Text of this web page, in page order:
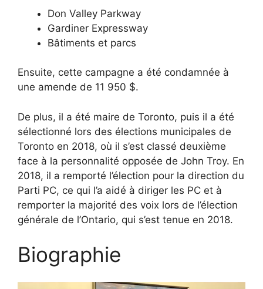
Don Valley Parkway
Gardiner Expressway
Bâtiments et parcs
Ensuite, cette campagne a été condamnée à
une amende de 11 950 $.
De plus, il a été maire de Toronto, puis il a été
sélectionné lors des élections municipales de
Toronto en 2018, où il s’est classé deuxième
face à la personnalité opposée de John Troy. En
2018, il a remporté l’élection pour la direction du
Parti PC, ce qui l’a aidé à diriger les PC et à
remporter la majorité des voix lors de l’élection
générale de l’Ontario, qui s’est tenue en 2018.
Biographie